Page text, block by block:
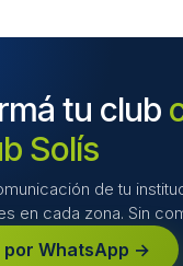
tu club
Solís
de tu
en cada zona. Sin
por WhatsApp →